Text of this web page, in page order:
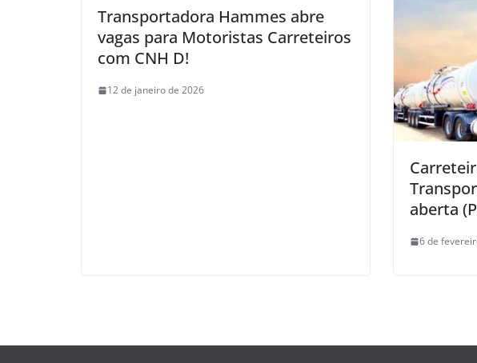
Transportadora Hammes abre
vagas para Motoristas Carreteiros
com CNH D!
12 de janeiro de 2026
aberta
6 de